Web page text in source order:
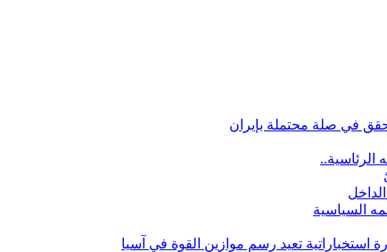
في صلة محتملة بإيران
الرئاسية..
السياسية
استخباراتية تعيد رسم موازين القوة في آسيا